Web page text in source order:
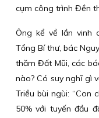
cụm công trình Đền
Ông kể về lần vinh
Tổng Bí thư, bác
thăm Đất Mũi, các
nào? Có suy nghĩ gì
Triều bùi ngùi: “Con
50% với tuyến đầu